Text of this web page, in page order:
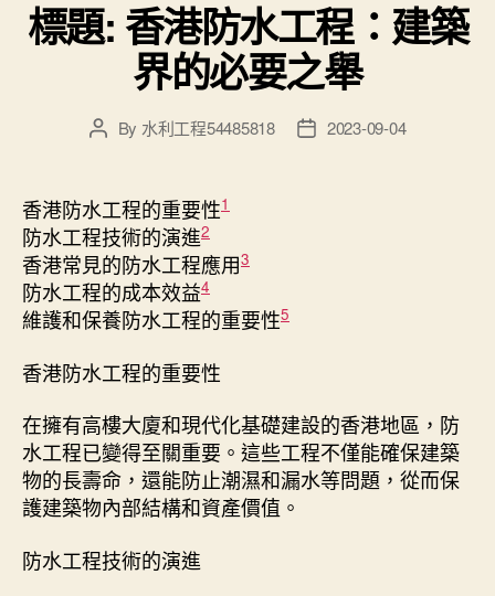
標題: 香港防水工程：建築
界的必要之舉
PostBy 水利工程54485818
Post2023-09-04
香港防水工程的重要性1
防水工程技術的演進2
香港常見的防水工程應用3
防水工程的成本效益4
維護和保養防水工程的重要性5
香港防水工程的重要性
在擁有高樓大廈和現代化基礎建設的香港地區，防
水工程已變得至關重要。這些工程不僅能確保建築
物的長壽命，還能防止潮濕和漏水等問題，從而保
護建築物內部結構和資產價值。
防水工程技術的演進